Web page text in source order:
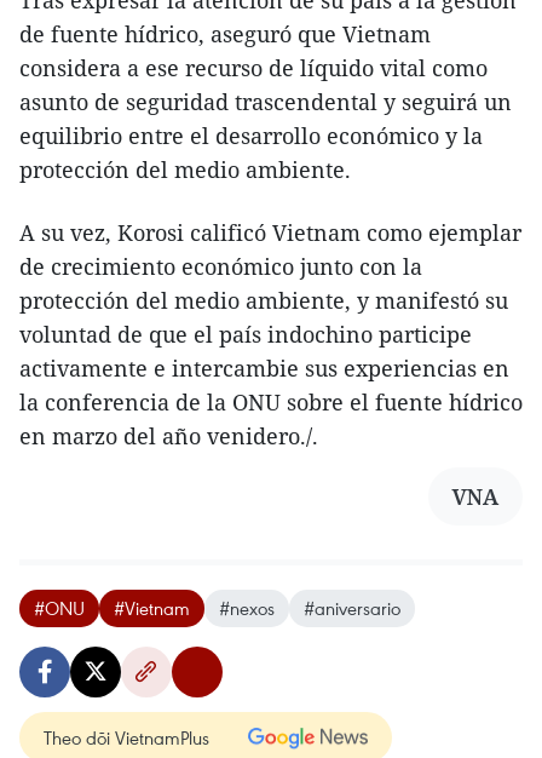
de fuente hídrico, aseguró que Vietnam
considera a ese recurso de líquido vital como
asunto de seguridad trascendental y seguirá un
equilibrio entre el desarrollo económico y la
protección del medio ambiente.
A su vez, Korosi calificó Vietnam como ejemplar
de crecimiento económico junto con la
protección del medio ambiente, y manifestó su
voluntad de que el país indochino participe
activamente e intercambie sus experiencias en
la conferencia de la ONU sobre el fuente hídrico
en marzo del año venidero./.
VNA
#ONU #Vietnam #nexos #aniversario
Theo dõi VietnamPlus